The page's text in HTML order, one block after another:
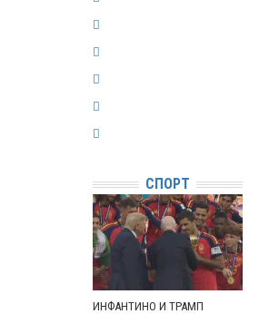
СПОРТ
ИНФАНТИНО И ТРАМП